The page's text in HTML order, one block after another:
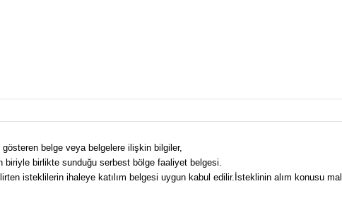
belge veya belgelere ilişkin bilgiler,
birlikte sunduğu serbest bölge faaliyet belgesi.
isteklilerin ihaleye katılım belgesi uygun kabul edilir.İsteklinin alım konusu